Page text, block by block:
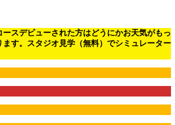
スデビューされた方はどうにかお天気がもっ
す。スタジオ見学（無料）でシミュレーター